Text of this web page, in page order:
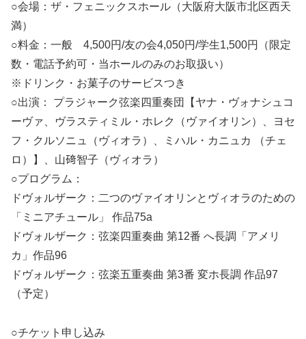
○会場：ザ・フェニックスホール（大阪府大阪市北区西天
満）
○料金：一般 4,500円/友の会4,050円/学生1,500円（限定
数・電話予約可・当ホールのみのお取扱い）
※ドリンク・お菓子のサービスつき
○出演： プラジャーク弦楽四重奏団【ヤナ・ヴォナシュコ
ーヴァ、ヴラスティミル・ホレク（ヴァイオリン）、ヨセ
フ・クルソニュ（ヴィオラ）、ミハル・カニュカ （チェ
ロ）】、山𥔎智子（ヴィオラ）
○プログラム：
ドヴォルザーク：二つのヴァイオリンとヴィオラのための
「ミニアチュール」 作品75a
ドヴォルザーク：弦楽四重奏曲 第12番 へ長調「アメリ
カ」作品96
ドヴォルザーク：弦楽五重奏曲 第3番 変ホ長調 作品97
（予定）
○チケット申し込み